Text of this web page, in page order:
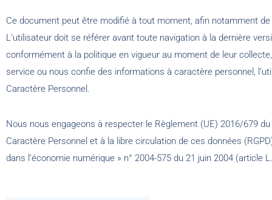
Ce document peut être modifié à tout moment, afin notamment
L’utilisateur doit se référer avant toute navigation à la dernière
conformément à la politique en vigueur au moment de leur
service ou nous confie des informations à caractère personnel,
Caractère Personnel.
Nous nous engageons à respecter le Règlement (UE) 2016/679
Caractère Personnel et à la libre circulation de ces données
dans l’économie numérique » n° 2004-575 du 21 juin 2004